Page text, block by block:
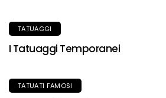
TATUAGGI
I Tatuaggi Temporanei
TATUATI FAMOSI